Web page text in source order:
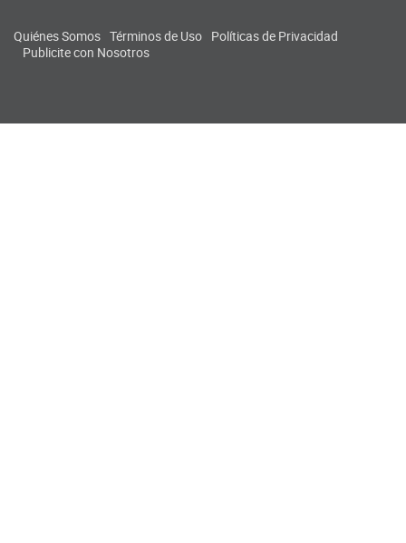
Quiénes Somos Términos de Uso Políticas de Privacidad
Publicite con Nosotros